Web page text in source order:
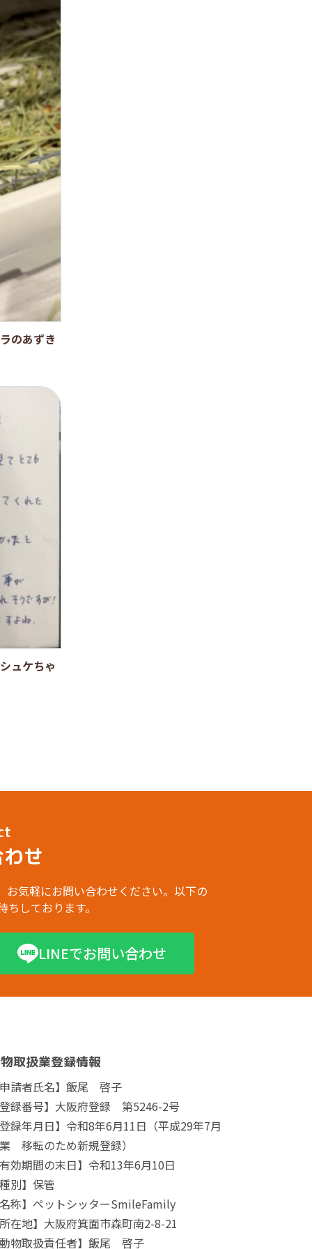
のあずき
ュケちゃ
せ
気軽にお問い合わせください。以下の
しております。
LINEでお問い合わせ
取扱業登録情報
請者氏名】飯尾 啓子
録番号】大阪府登録 第5246-2号
録年月日】令和8年6月11日（平成29年7月
移転のため新規登録）
効期間の末日】令和13年6月10日
別】保管
称】ペットシッターSmileFamily
在地】大阪府箕面市森町南2-8-21
物取扱責任者】飯尾 啓子